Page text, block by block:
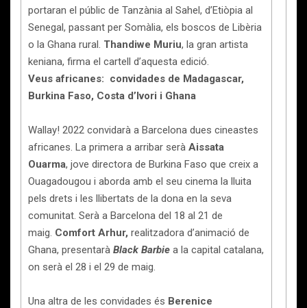
portaran el públic de Tanzània al Sahel, d’Etiòpia al
Senegal, passant per Somàlia, els boscos de Libèria
o la Ghana rural. Thandiwe Muriu, la gran artista
keniana, firma el cartell d’aquesta edició.
Veus africanes: convidades de Madagascar,
Burkina Faso, Costa d’Ivori i Ghana
Wallay! 2022 convidarà a Barcelona dues cineastes
africanes. La primera a arribar serà Aissata
Ouarma, jove directora de Burkina Faso que creix a
Ouagadougou i aborda amb el seu cinema la lluita
pels drets i les llibertats de la dona en la seva
comunitat. Serà a Barcelona del 18 al 21 de
maig. Comfort Arhur, realitzadora d’animació de
Ghana, presentarà Black Barbie a la capital catalana,
on serà el 28 i el 29 de maig.
Una altra de les convidades és Berenice